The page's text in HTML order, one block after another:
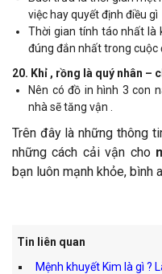
việc hay quyết định điều gì
Thời gian tính táo nhất là
đúng đắn nhất trong cuộc
20. Khỉ , rồng là quý nhân –
Nên có đồ in hình 3 con
nhà sẽ tăng vận .
Trên đây là những thông
những cách cải vận cho
bạn luôn mạnh khỏe, bình
Tin liên quan
Mệnh khuyết Kim là gì ?